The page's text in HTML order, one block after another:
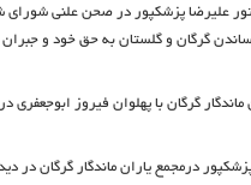
علیرضا پزشکپور در صحن علنی شورای
گرگان و گلستان به حق خود و
درمجمع یاران ماندگار گرگان در